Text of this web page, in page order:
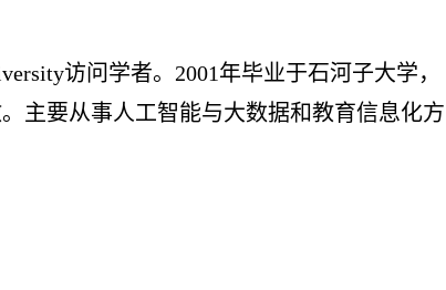
访问学者。2001年毕业于石河子大学，
主要从事人工智能与大数据和教育信息化方